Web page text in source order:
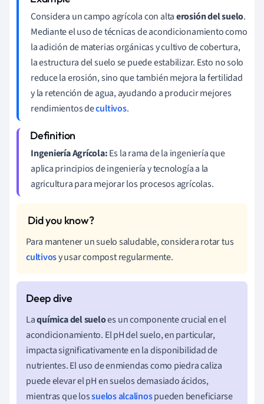
Considera un campo agrícola con altaerosión del suelo.
Mediante el uso de técnicas de acondicionamiento como
la adición de materias orgánicas y cultivo de cobertura,
la estructura del suelo se puede estabilizar. Esto no solo
reduce la erosión, sino que también mejora la fertilidad
y la retención de agua, ayudando a producir mejores
rendimientos decultivos.
Ingeniería Agrícola:Es la rama de la ingeniería que
aplica principios de ingeniería y tecnología a la
agricultura para mejorar los procesos agrícolas.
Para mantener un suelo saludable, considera rotar tus
cultivosy usar compost regularmente.
Laquímica del sueloes un componente crucial en el
acondicionamiento. El pH del suelo, en particular,
impacta significativamente en la disponibilidad de
nutrientes. El uso de enmiendas como piedra caliza
puede elevar el pH en suelos demasiado ácidos,
mientras que lossuelos alcalinospueden beneficiarse